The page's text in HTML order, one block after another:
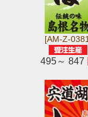
[AM-Z-
495～ 847